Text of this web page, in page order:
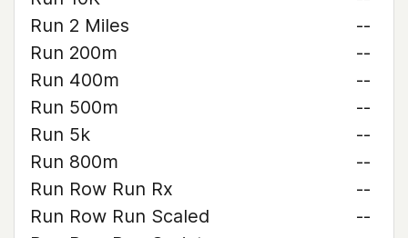
Run 2 Miles
--
Run 200m
--
Run 400m
--
Run 500m
--
Run 5k
--
Run 800m
--
Run Row Run Rx
--
Run Row Run Scaled
--